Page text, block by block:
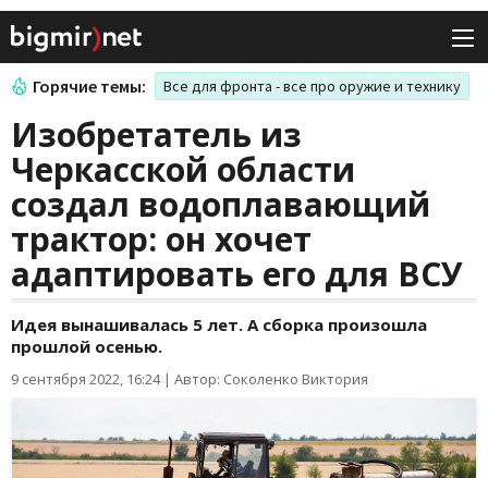
Горячие темы: Все для фронта - все про оружие и технику
Изобретатель из
Черкасской области
создал водоплавающий
трактор: он хочет
адаптировать его для ВСУ
Идея вынашивалась 5 лет. А сборка произошла
прошлой осенью.
9 сентября 2022, 16:24| Автор: Соколенко Виктория